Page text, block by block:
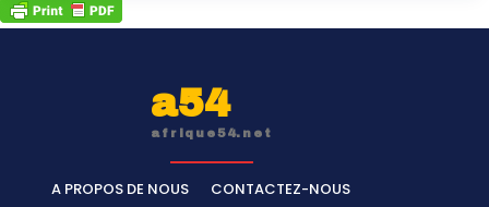
a54
afrique54.net
A PROPOS DE NOUS
CONTACTEZ-NOUS